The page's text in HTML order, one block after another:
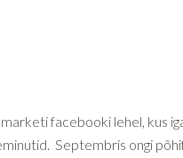
facebooki lehel, kus
Septembris ongi